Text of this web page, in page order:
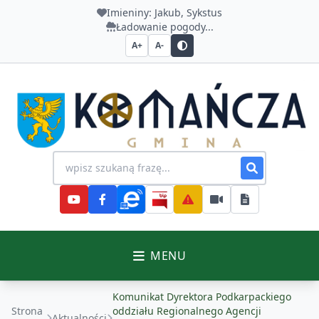
Imieniny: Jakub, Sykstus
Ładowanie pogody...
A+ A-
Urząd Gminy Komańcza
Wyszukiwanie na stronie
MENU
Strona
Komunikat Dyrektora Podkarpackiego
oddziału Regionalnego Agencji